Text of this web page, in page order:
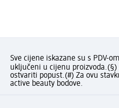
Sve cijene iskazane su s PDV-
uključeni u cijenu proizvoda.(§)
ostvariti popust.(#) Za ovu
active beauty bodove.